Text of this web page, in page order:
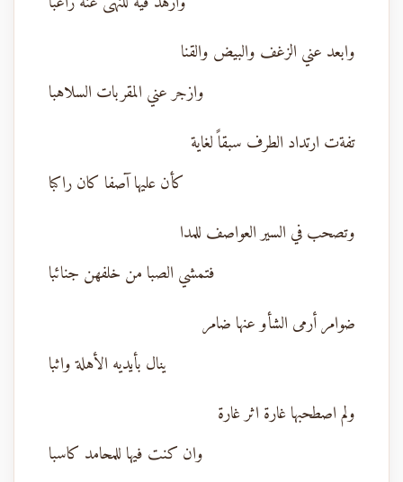
وابعد عني الزغف والبيض والقنا
وازجر عني المقربات السلاهبا
تفةت ارتداد الطرف سبقاً لغاية
كأن عليها آصفا كان راكبا
وتصحب في السير العواصف للمدا
فتمشي الصبا من خلفهن جنائبا
ضوامر أرمى الشأو عنها ضامر
ينال بأيديه الأهلة واثبا
ولم اصطحبها غارة اثر غارة
وان كنت فيها للمحامد كاسبا